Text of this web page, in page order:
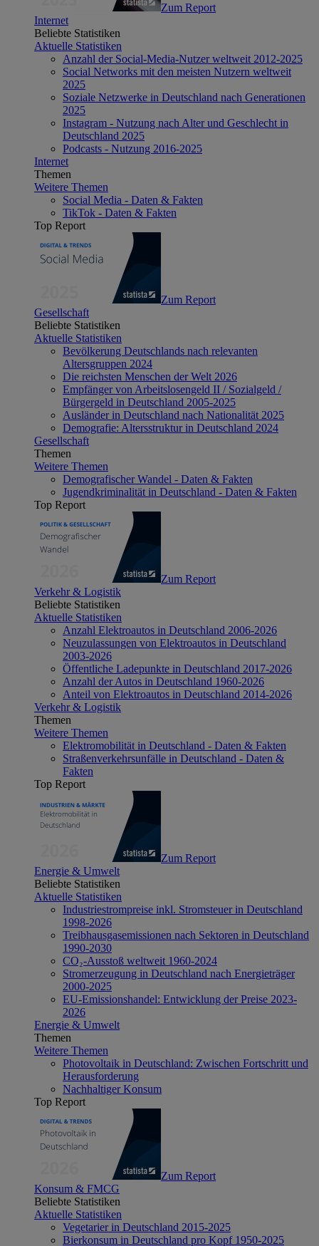
Zum Report
Internet
Beliebte Statistiken
Aktuelle Statistiken
Anzahl der Social-Media-Nutzer weltweit 2012-2025
Social Networks mit den meisten Nutzern weltweit
2025
Soziale Netzwerke in Deutschland nach Generationen
2025
Instagram - Nutzung nach Alter und Geschlecht in
Deutschland 2025
Podcasts - Nutzung 2016-2025
Internet
Themen
Weitere Themen
Social Media - Daten & Fakten
TikTok - Daten & Fakten
Top Report
Zum Report
Gesellschaft
Beliebte Statistiken
Aktuelle Statistiken
Bevölkerung Deutschlands nach relevanten
Altersgruppen 2024
Die reichsten Menschen der Welt 2026
Empfänger von Arbeitslosengeld II / Sozialgeld /
Bürgergeld in Deutschland 2005-2025
Ausländer in Deutschland nach Nationalität 2025
Demografie: Altersstruktur in Deutschland 2024
Gesellschaft
Themen
Weitere Themen
Demografischer Wandel - Daten & Fakten
Jugendkriminalität in Deutschland - Daten & Fakten
Top Report
Zum Report
Verkehr & Logistik
Beliebte Statistiken
Aktuelle Statistiken
Anzahl Elektroautos in Deutschland 2006-2026
Neuzulassungen von Elektroautos in Deutschland
2003-2026
Öffentliche Ladepunkte in Deutschland 2017-2026
Anzahl der Autos in Deutschland 1960-2026
Anteil von Elektroautos in Deutschland 2014-2026
Verkehr & Logistik
Themen
Weitere Themen
Elektromobilität in Deutschland - Daten & Fakten
Straßenverkehrsunfälle in Deutschland - Daten &
Fakten
Top Report
Zum Report
Energie & Umwelt
Beliebte Statistiken
Aktuelle Statistiken
Industriestrompreise inkl. Stromsteuer in Deutschland
1998-2026
Treibhausgasemissionen nach Sektoren in Deutschland
1990-2030
CO₂-Ausstoß weltweit 1960-2024
Stromerzeugung in Deutschland nach Energieträger
2000-2025
EU-Emissionshandel: Entwicklung der Preise 2023-
2026
Energie & Umwelt
Themen
Weitere Themen
Photovoltaik in Deutschland: Zwischen Fortschritt und
Herausforderung
Nachhaltiger Konsum
Top Report
Zum Report
Konsum & FMCG
Beliebte Statistiken
Aktuelle Statistiken
Vegetarier in Deutschland 2015-2025
Bierkonsum in Deutschland pro Kopf 1950-2025